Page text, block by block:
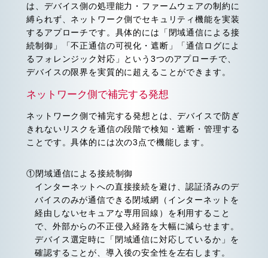
は、デバイス側の処理能力・ファームウェアの制約に
縛られず、ネットワーク側でセキュリティ機能を実装
するアプローチです。具体的には「閉域通信による接
続制御」「不正通信の可視化・遮断」「通信ログによ
るフォレンジック対応」という3つのアプローチで、
デバイスの限界を実質的に超えることができます。
ネットワーク側で補完する発想
ネットワーク側で補完する発想とは、デバイスで防ぎ
きれないリスクを通信の段階で検知・遮断・管理する
ことです。具体的には次の3点で機能します。
①閉域通信による接続制御
インターネットへの直接接続を避け、認証済みのデ
バイスのみが通信できる閉域網（インターネットを
経由しないセキュアな専用回線）を利用すること
で、外部からの不正侵入経路を大幅に減らせます。
デバイス選定時に「閉域通信に対応しているか」を
確認することが、導入後の安全性を左右します。